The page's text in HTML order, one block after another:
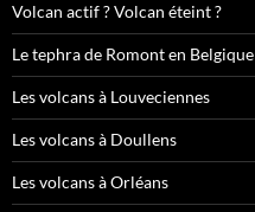
Volcan actif ? Volcan éteint ?
Le tephra de Romont en Belgique
Les volcans à Louveciennes
Les volcans à Doullens
Les volcans à Orléans